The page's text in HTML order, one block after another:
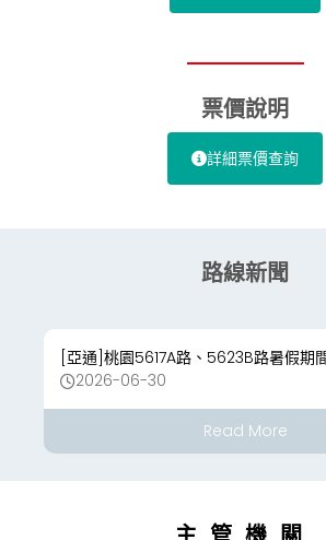
票價說明
詳細票價查詢
路線新聞
[亞通]桃園5617A路、5623B路暑假期
2026-06-30
Read More